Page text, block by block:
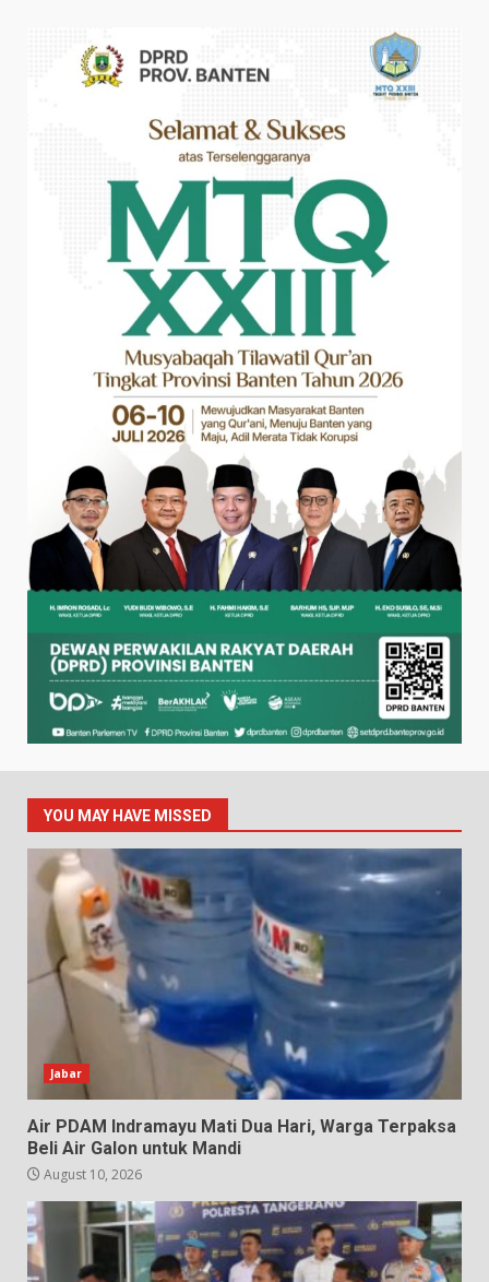
YOU MAY HAVE MISSED
Jabar
Air PDAM Indramayu Mati Dua Hari, Warga Terpaksa
Beli Air Galon untuk Mandi
August 10, 2026